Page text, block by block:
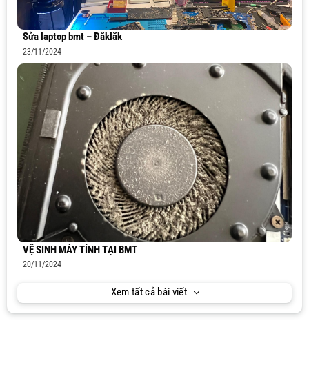
Sửa laptop bmt – Đăklăk
23/11/2024
VỆ SINH MÁY TÍNH TẠI BMT
20/11/2024
Xem tất cả bài viết